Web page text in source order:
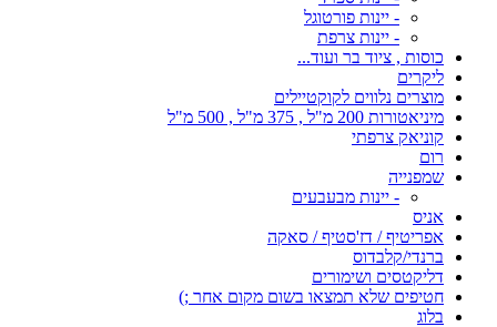
- יינות פורטוגל
- יינות צרפת
כוסות , ציוד בר ועוד...
ליקרים
מוצרים נלווים לקוקטיילים
מיניאטורות 200 מ"ל , 375 מ"ל , 500 מ"ל
קוניאק צרפתי
רום
שמפנייה
- יינות מבעבעים
אניס
אפריטיף / דז'סטיף / סאקה
ברנדי/קלבדוס
דליקטסים ושימורים
חטיפים שלא תמצאו בשום מקום אחר ;)
בלוג